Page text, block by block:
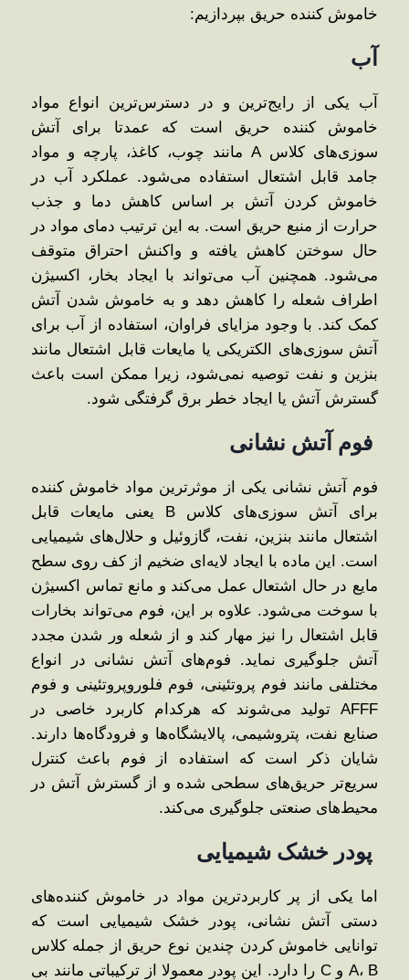
خاموش کننده حریق بپردازیم:
آب
آب یکی از رایج‌ترین و در دسترس‌ترین انواع مواد
خاموش کننده حریق است که عمدتا برای آتش
‌سوزی‌های کلاس A مانند چوب، کاغذ، پارچه و مواد
جامد قابل اشتعال استفاده می‌شود. عملکرد آب در
خاموش کردن آتش بر اساس کاهش دما و جذب
حرارت از منبع حریق است. به این ترتیب دمای مواد در
حال سوختن کاهش یافته و واکنش احتراق متوقف
می‌شود. همچنین آب می‌تواند با ایجاد بخار، اکسیژن
اطراف شعله را کاهش دهد و به خاموش شدن آتش
کمک کند. با وجود مزایای فراوان، استفاده از آب برای
آتش ‌سوزی‌های الکتریکی یا مایعات قابل اشتعال مانند
بنزین و نفت توصیه نمی‌شود، زیرا ممکن است باعث
گسترش آتش یا ایجاد خطر برق ‌گرفتگی شود.
فوم آتش ‌نشانی
فوم آتش ‌نشانی یکی از موثرترین مواد خاموش ‌کننده
برای آتش‌ سوزی‌های کلاس B یعنی مایعات قابل
اشتعال مانند بنزین، نفت، گازوئیل و حلال‌های شیمیایی
است. این ماده با ایجاد لایه‌ای ضخیم از کف روی سطح
مایع در حال اشتعال عمل می‌کند و مانع تماس اکسیژن
با سوخت می‌شود. علاوه بر این، فوم می‌تواند بخارات
قابل اشتعال را نیز مهار کند و از شعله ‌ور شدن مجدد
آتش جلوگیری نماید. فوم‌های آتش ‌نشانی در انواع
مختلفی مانند فوم پروتئینی، فوم فلوروپروتئینی و فوم
AFFF تولید می‌شوند که هرکدام کاربرد خاصی در
صنایع نفت، پتروشیمی، پالایشگاه‌ها و فرودگاه‌ها دارند.
شایان ذکر است که استفاده از فوم باعث کنترل
سریع‌تر حریق‌های سطحی شده و از گسترش آتش در
محیط‌های صنعتی جلوگیری می‌کند.
پودر خشک شیمیایی
اما یکی از پر کاربردترین مواد در خاموش ‌کننده‌های
دستی آتش ‌نشانی، پودر خشک شیمیایی است که
توانایی خاموش کردن چندین نوع حریق از جمله کلاس
A، B و C را دارد. این پودر معمولا از ترکیباتی مانند بی‌